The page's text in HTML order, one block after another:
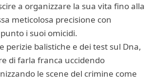
a organizzare la sua vita fino alla
meticolosa precisione con
i suoi omicidi.
perizie balistiche e dei test sul Dna,
di farla franca uccidendo
le scene del crimine come